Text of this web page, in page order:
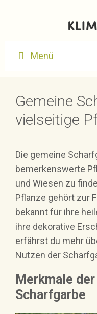
Menü
Gemeine
vielseitige
Die gemeine
bemerkenswerte
und Wiesen zu
Pflanze gehört zur
bekannt für ihre
ihre dekorative
erfährst du mehr
Nutzen der
Merkmale
Scharfgarbe